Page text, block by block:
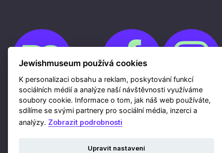
Cookies
Ochrana osobních údajů
Whistleblowing
Kontakty
Jewishmuseum používá cookies
K personalizaci obsahu a reklam, poskytování funkcí
sociálních médií a analýze naší návštěvnosti využíváme
soubory cookie. Informace o tom, jak náš web používáte,
sdílíme se svými partnery pro sociální média, inzerci a
analýzy. Zobrazit podrobnosti
Upravit nastavení